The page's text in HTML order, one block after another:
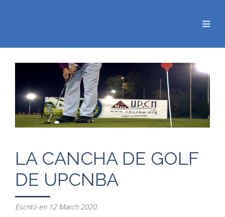
LA CANCHA DE GOLF
DE UPCNBA
Escrito en 12 March 2020.